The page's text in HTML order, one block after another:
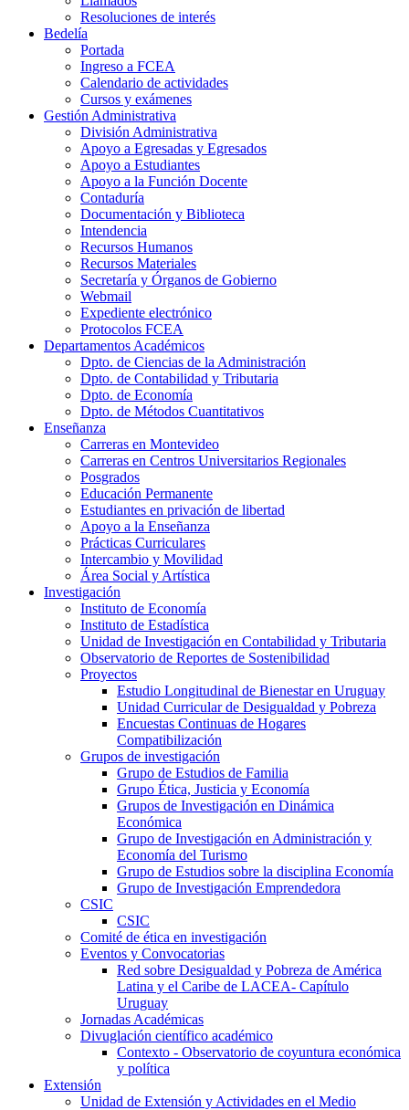
Resoluciones de interés
Bedelía
Portada
Ingreso a FCEA
Calendario de actividades
Cursos y exámenes
Gestión Administrativa
División Administrativa
Apoyo a Egresadas y Egresados
Apoyo a Estudiantes
Apoyo a la Función Docente
Contaduría
Documentación y Biblioteca
Intendencia
Recursos Humanos
Recursos Materiales
Secretaría y Órganos de Gobierno
Webmail
Expediente electrónico
Protocolos FCEA
Departamentos Académicos
Dpto. de Ciencias de la Administración
Dpto. de Contabilidad y Tributaria
Dpto. de Economía
Dpto. de Métodos Cuantitativos
Enseñanza
Carreras en Montevideo
Carreras en Centros Universitarios Regionales
Posgrados
Educación Permanente
Estudiantes en privación de libertad
Apoyo a la Enseñanza
Prácticas Curriculares
Intercambio y Movilidad
Área Social y Artística
Investigación
Instituto de Economía
Instituto de Estadística
Unidad de Investigación en Contabilidad y Tributaria
Observatorio de Reportes de Sostenibilidad
Proyectos
Estudio Longitudinal de Bienestar en Uruguay
Unidad Curricular de Desigualdad y Pobreza
Encuestas Continuas de Hogares
Compatibilización
Grupos de investigación
Grupo de Estudios de Familia
Grupo Ética, Justicia y Economía
Grupos de Investigación en Dinámica
Económica
Grupo de Investigación en Administración y
Economía del Turismo
Grupo de Estudios sobre la disciplina Economía
Grupo de Investigación Emprendedora
CSIC
CSIC
Comité de ética en investigación
Eventos y Convocatorias
Red sobre Desigualdad y Pobreza de América
Latina y el Caribe de LACEA- Capítulo
Uruguay
Jornadas Académicas
Divuglación científico académico
Contexto - Observatorio de coyuntura económica
y política
Extensión
Unidad de Extensión y Actividades en el Medio